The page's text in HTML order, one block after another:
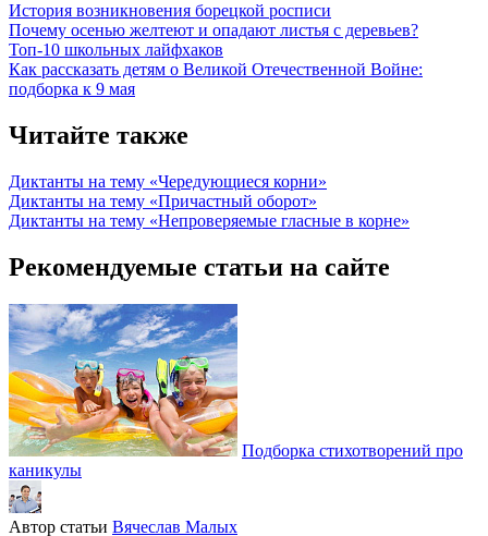
История возникновения борецкой росписи
Почему осенью желтеют и опадают листья с деревьев?
Топ-10 школьных лайфхаков
Как рассказать детям о Великой Отечественной Войне:
подборка к 9 мая
Читайте также
Диктанты на тему «Чередующиеся корни»
Диктанты на тему «Причастный оборот»
Диктанты на тему «Непроверяемые гласные в корне»
Рекомендуемые статьи на сайте
Подборка стихотворений про
каникулы
Автор статьи Вячеслав Малых